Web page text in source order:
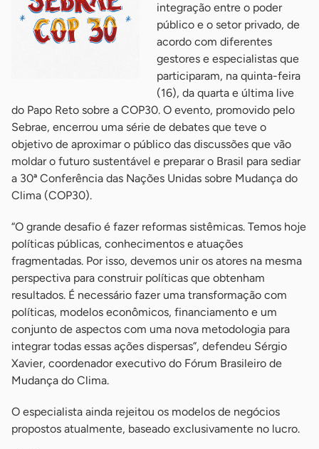
integração entre o poder
público e o setor privado, de
acordo com diferentes
gestores e especialistas que
participaram, na quinta-feira
(16), da quarta e última live
do Papo Reto sobre a COP30. O evento, promovido pelo
Sebrae, encerrou uma série de debates que teve o
objetivo de aproximar o público das discussões que vão
moldar o futuro sustentável e preparar o Brasil para sediar
a 30ª Conferência das Nações Unidas sobre Mudança do
Clima (COP30).
“O grande desafio é fazer reformas sistêmicas. Temos hoje
políticas públicas, conhecimentos e atuações
fragmentadas. Por isso, devemos unir os atores na mesma
perspectiva para construir políticas que obtenham
resultados. É necessário fazer uma transformação com
políticas, modelos econômicos, financiamento e um
conjunto de aspectos com uma nova metodologia para
integrar todas essas ações dispersas”, defendeu Sérgio
Xavier, coordenador executivo do Fórum Brasileiro de
Mudança do Clima.
O especialista ainda rejeitou os modelos de negócios
propostos atualmente, baseado exclusivamente no lucro.